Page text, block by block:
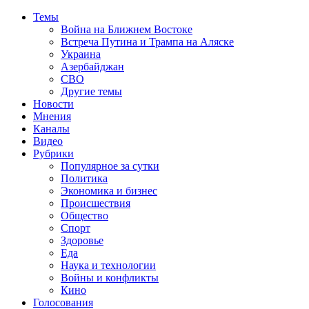
Темы
Война на Ближнем Востоке
Встреча Путина и Трампа на Аляске
Украина
Азербайджан
СВО
Другие темы
Новости
Мнения
Каналы
Видео
Рубрики
Популярное за сутки
Политика
Экономика и бизнес
Происшествия
Общество
Спорт
Здоровье
Еда
Наука и технологии
Войны и конфликты
Кино
Голосования